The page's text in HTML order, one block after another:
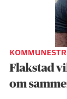
Flakstad
om